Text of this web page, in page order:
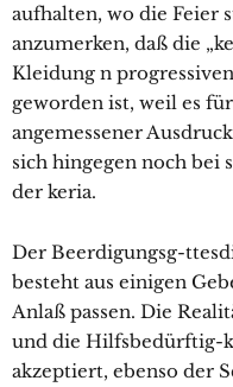
aufhalten, wo die Feier
anzumerken, daß die
Kleidung n
geworden ist, weil es
angemessener
sich hingegen noch bei
der keria.
Der Beerdigungsg-
besteht aus einigen
Anlaß passen. Die
und die Hilfsbedürftig-
akzeptiert, ebenso der